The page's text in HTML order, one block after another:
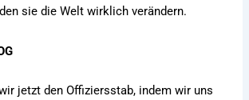
sie die Welt wirklich verändern.
jetzt den Offiziersstab, indem wir uns